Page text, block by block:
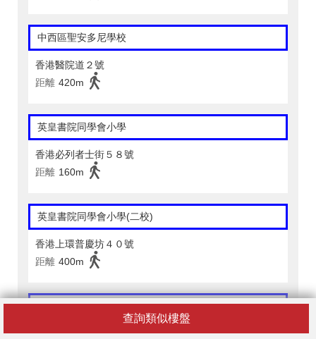
查詢類似樓盤
中西區聖安多尼學校
香港醫院道２號
距離 420m
英皇書院同學會小學
香港必列者士街５８號
距離 160m
英皇書院同學會小學(二校)
香港上環普慶坊４０號
距離 400m
嘉諾撒聖心學校
香港中環堅道２６號